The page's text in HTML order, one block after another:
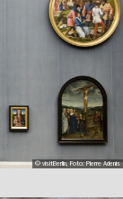
© visitBerlin, Foto: Pierre Adenis